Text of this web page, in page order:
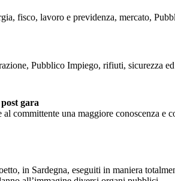
fisco, lavoro e previdenza, mercato,
Pubblico Impiego, rifiuti, sicurezza
gara
committente una maggiore conoscenza e
in Sardegna, eseguiti in maniera